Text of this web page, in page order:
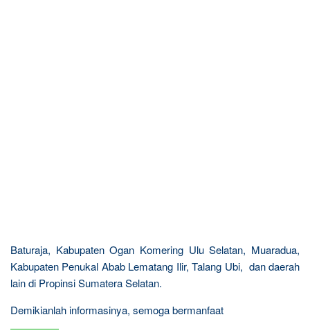
Baturaja, Kabupaten Ogan Komering Ulu Selatan, Muaradua,
Kabupaten Penukal Abab Lematang Ilir, Talang Ubi, dan daerah
lain di Propinsi Sumatera Selatan.
Demikianlah informasinya, semoga bermanfaat